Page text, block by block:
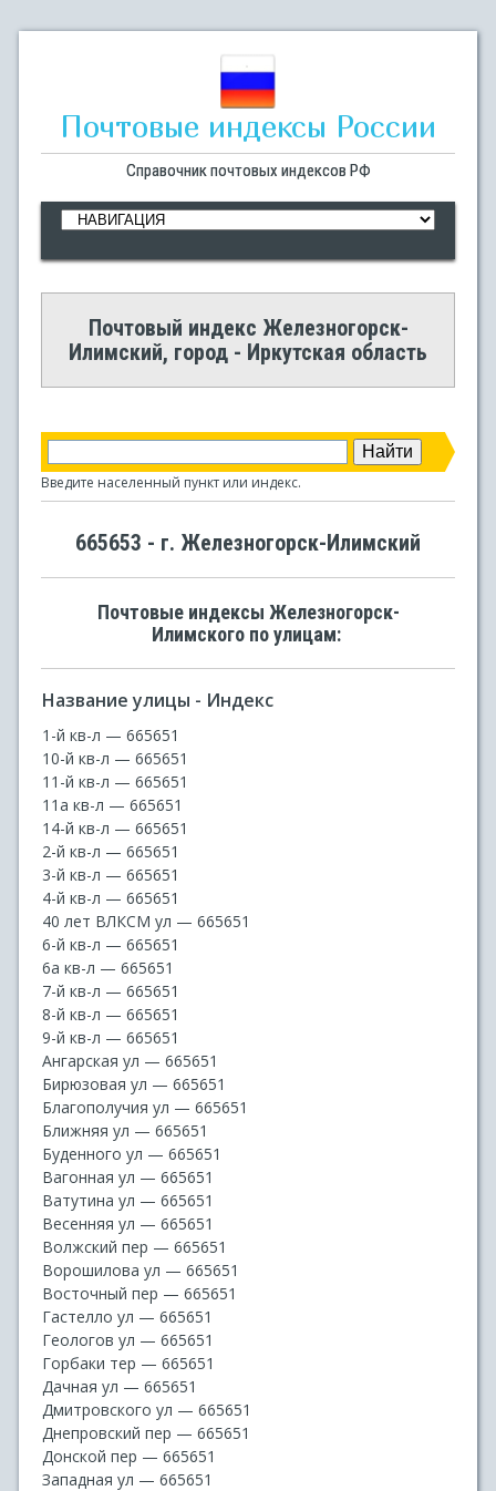
Почтовые индексы России
Справочник почтовых индексов РФ
Почтовый индекс Железногорск-
Илимский, город - Иркутская область
Введите населенный пункт или индекс.
665653 - г. Железногорск-Илимский
Почтовые индексы Железногорск-
Илимского по улицам:
Название улицы - Индекс
1-й кв-л — 665651
10-й кв-л — 665651
11-й кв-л — 665651
11а кв-л — 665651
14-й кв-л — 665651
2-й кв-л — 665651
3-й кв-л — 665651
4-й кв-л — 665651
40 лет ВЛКСМ ул — 665651
6-й кв-л — 665651
6а кв-л — 665651
7-й кв-л — 665651
8-й кв-л — 665651
9-й кв-л — 665651
Ангарская ул — 665651
Бирюзовая ул — 665651
Благополучия ул — 665651
Ближняя ул — 665651
Буденного ул — 665651
Вагонная ул — 665651
Ватутина ул — 665651
Весенняя ул — 665651
Волжский пер — 665651
Ворошилова ул — 665651
Восточный пер — 665651
Гастелло ул — 665651
Геологов ул — 665651
Горбаки тер — 665651
Дачная ул — 665651
Дмитровского ул — 665651
Днепровский пер — 665651
Донской пер — 665651
Западная ул — 665651